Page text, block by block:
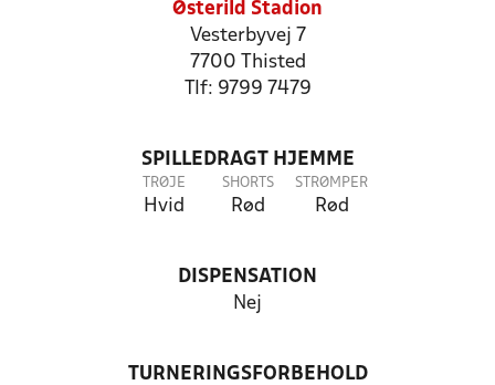
Østerild Stadion
Vesterbyvej 7
7700 Thisted
Tlf: 9799 7479
SPILLEDRAGT HJEMME
TRØJE
Hvid
SHORTS
Rød
STRØMPER
Rød
DISPENSATION
Nej
TURNERINGSFORBEHOLD